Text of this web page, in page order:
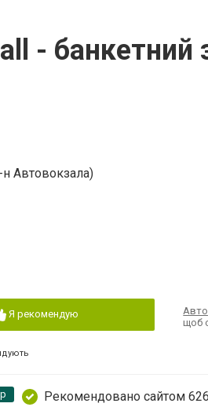
- банкетний
Автовокзала)
Я рекомендую
щоб
Рекомендовано сайтом